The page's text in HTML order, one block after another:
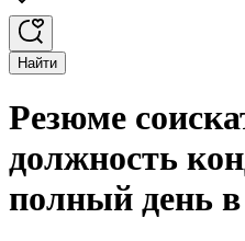
Найти
Резюме
должность
полный день